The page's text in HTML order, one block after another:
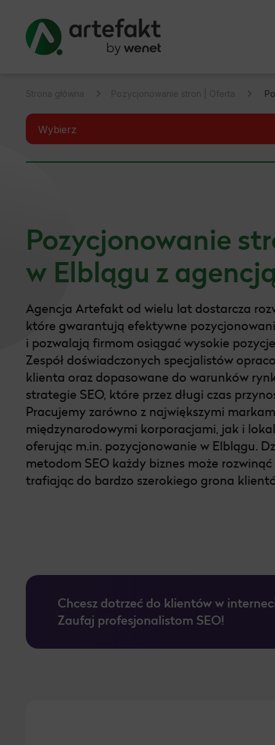
Strona główna Pozycjonowanie stron | Oferta
Wybierz
Pozycjonowanie Białystok
Pozycjonowanie ShopGold
Pozycjonowanie Gdynia
Pozycjonowanie Kraków
Pozycjonowanie Gliwice
Pozycjonowanie Poznań
Pozycjonowanie Katowice
Pozycjonowanie Szczecin
Pozycjonowanie Tarnów
Pozycjonowanie Radom
Pozycjonowanie Toruń
Pozycjonowanie Sosnowiec
Pozycjonowanie Trójmiasto
Pozycjonowanie
w Elblągu z
Agencja Artefakt od wielu lat dostarcza
które gwarantują efektywne
i pozwalają firmom osiągać wysokie
Zespół doświadczonych specjalistów
klienta oraz dopasowane do warunków
strategie SEO, które przez długi czas
Pracujemy zarówno z największymi
międzynarodowymi korporacjami, jak i
oferując m.in. pozycjonowanie w Elblągu.
metodom SEO każdy biznes może rozwinąć
trafiając do bardzo szerokiego grona
Chcesz dotrzeć do klientów w
Zaufaj profesjonalistom SEO!